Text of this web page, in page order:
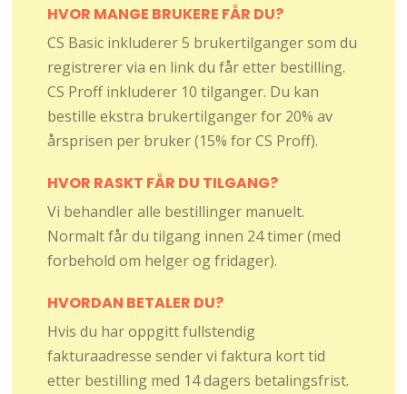
HVOR MANGE BRUKERE FÅR DU?
CS Basic inkluderer 5 brukertilganger som du
registrerer via en link du får etter bestilling.
CS Proff inkluderer 10 tilganger. Du kan
bestille ekstra brukertilganger for 20% av
årsprisen per bruker (15% for CS Proff).
HVOR RASKT FÅR DU TILGANG?
Vi behandler alle bestillinger manuelt.
Normalt får du tilgang innen 24 timer (med
forbehold om helger og fridager).
HVORDAN BETALER DU?
Hvis du har oppgitt fullstendig
fakturaadresse sender vi faktura kort tid
etter bestilling med 14 dagers betalingsfrist.